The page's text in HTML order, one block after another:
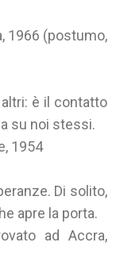
1966 (postumo,
è il contatto
su noi stessi.
1954
Di solito,
apre la porta.
ad Accra,